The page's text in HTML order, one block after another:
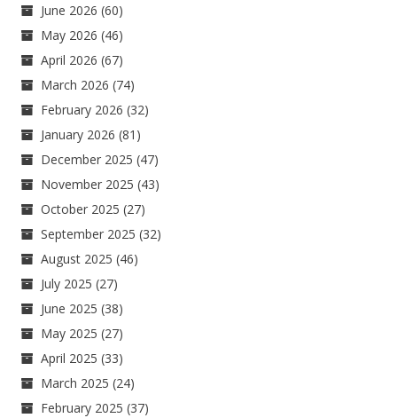
June 2026 (60)
May 2026 (46)
April 2026 (67)
March 2026 (74)
February 2026 (32)
January 2026 (81)
December 2025 (47)
November 2025 (43)
October 2025 (27)
September 2025 (32)
August 2025 (46)
July 2025 (27)
June 2025 (38)
May 2025 (27)
April 2025 (33)
March 2025 (24)
February 2025 (37)